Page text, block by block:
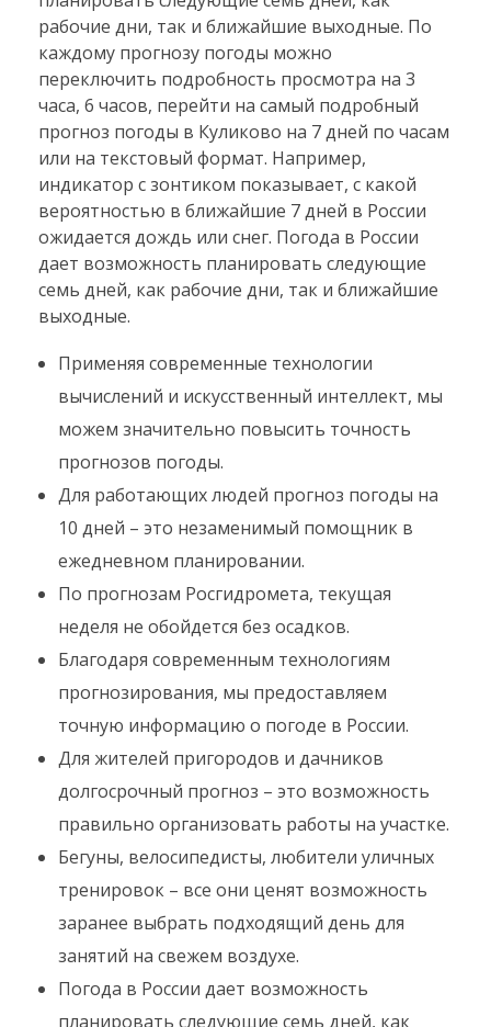
рабочие дни, так и ближайшие выходные. По
каждому прогнозу погоды можно
переключить подробность просмотра на 3
часа, 6 часов, перейти на самый подробный
прогноз погоды в Куликово на 7 дней по часам
или на текстовый формат. Например,
индикатор с зонтиком показывает, с какой
вероятностью в ближайшие 7 дней в России
ожидается дождь или снег. Погода в России
дает возможность планировать следующие
семь дней, как рабочие дни, так и ближайшие
выходные.
Применяя современные технологии
вычислений и искусственный интеллект, мы
можем значительно повысить точность
прогнозов погоды.
Для работающих людей прогноз погоды на
10 дней – это незаменимый помощник в
ежедневном планировании.
По прогнозам Росгидромета, текущая
неделя не обойдется без осадков.
Благодаря современным технологиям
прогнозирования, мы предоставляем
точную информацию о погоде в России.
Для жителей пригородов и дачников
долгосрочный прогноз – это возможность
правильно организовать работы на участке.
Бегуны, велосипедисты, любители уличных
тренировок – все они ценят возможность
заранее выбрать подходящий день для
занятий на свежем воздухе.
Погода в России дает возможность
планировать следующие семь дней, как